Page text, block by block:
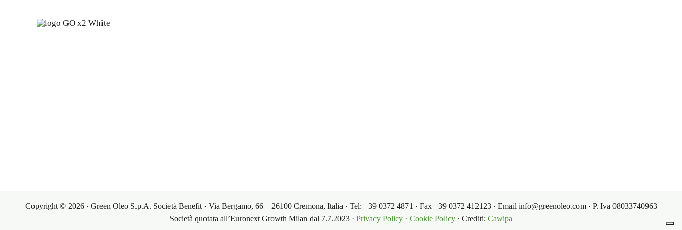
Copyright © 2026 · Green Oleo S.p.A. Società Benefit · Via Bergamo, 66 – 26100 Cremona, Italia · Tel: +39 0372 4871 · Fax +39 0372 412123 · Email info@greenoleo.com · P. Iva 08033740963
Società quotata all’Euronext Growth Milan dal 7.7.2023 · Privacy Policy · Cookie Policy · Crediti: Cawipa